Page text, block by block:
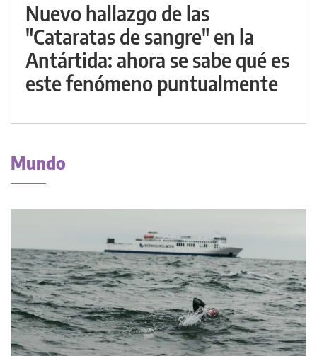
Nuevo hallazgo de las
"Cataratas de sangre" en la
Antártida: ahora se sabe qué es
este fenómeno puntualmente
Mundo